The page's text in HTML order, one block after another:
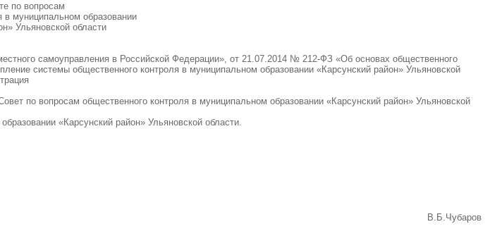
по вопросам
в муниципальном образовании
Ульяновской области
самоуправления в Российской Федерации», от 21.07.2014 № 212-ФЗ «Об основах общественного
системы общественного контроля в муниципальном образовании «Карсунский район» Ульяновской
по вопросам общественного контроля в муниципальном образовании «Карсунский район» Ульяновской
«Карсунский район» Ульяновской области.
В.Б.Чубаров